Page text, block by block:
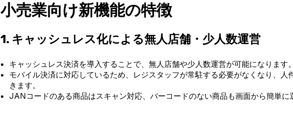
小売業向け新機能の特徴
1. キャッシュレス化による無人店舗・少人数運営
キャッシュレス決済を導入することで、無人店舗や少人数運営が可能になります
モバイル決済に対応しているため、レジスタッフが常駐する必要がなくなり、人
きます。
JANコードのある商品はスキャン対応、バーコードのない商品も画面から簡単に